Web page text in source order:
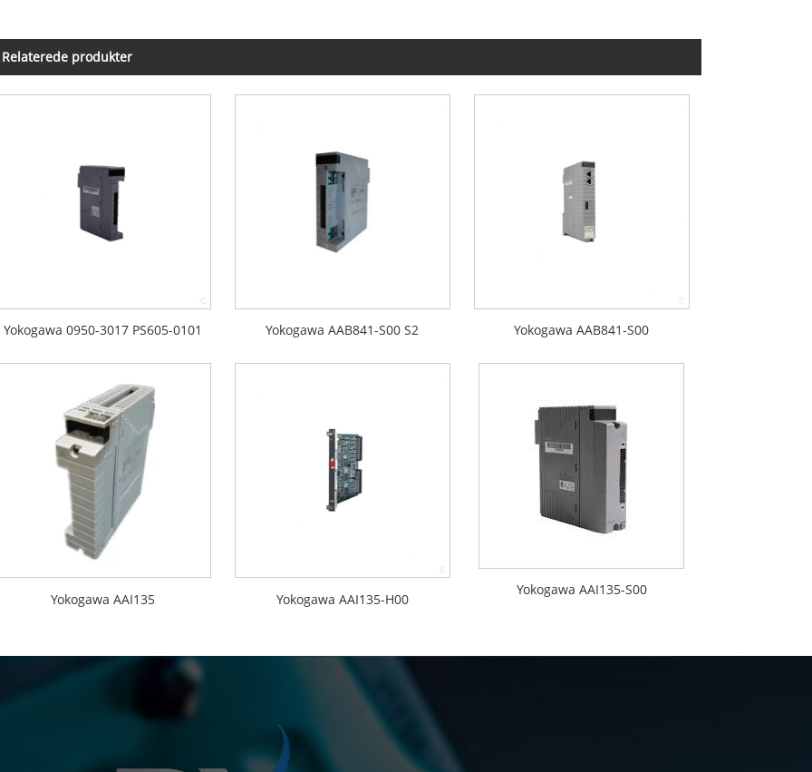
Relaterede produkter
Yokogawa 0950-3017 PS605-0101 Yokogawa AAB841-S00 S2 Yokogawa AAB841-S00
Yokogawa AAI135 Yokogawa AAI135-H00
Yokogawa AAI135-S00